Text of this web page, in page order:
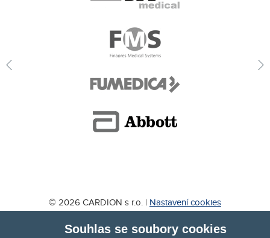
© 2026 CARDION s r.o. | Nastavení cookies
Souhlas se soubory cookies